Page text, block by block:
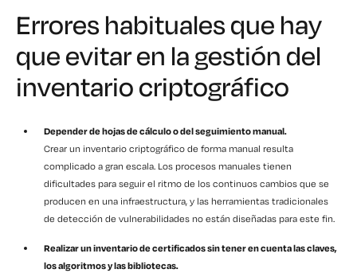
Errores habituales que hay
que evitar en la gestión del
inventario criptográfico
Depender de hojas de cálculo o del seguimiento manual.
Crear un inventario criptográfico de forma manual resulta
complicado a gran escala. Los procesos manuales tienen
dificultades para seguir el ritmo de los continuos cambios que se
producen en una infraestructura, y las herramientas tradicionales
de detección de vulnerabilidades no están diseñadas para este fin.
Realizar un inventario de certificados sin tener en cuenta las claves,
los algoritmos y las bibliotecas.